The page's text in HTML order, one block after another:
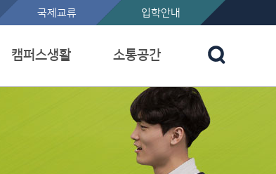
국제교류 입학안내
캠퍼스생활 소통공간